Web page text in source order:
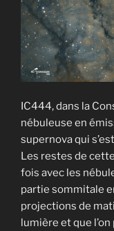
IC444, dans la
nébuleuse en
supernova qui
Les restes de
fois avec les
partie sommitale
projections de
lumière et que